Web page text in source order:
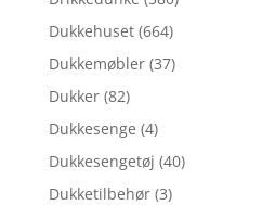
Dukkehuset (664)
Dukkemøbler (37)
Dukker (82)
Dukkesenge (4)
Dukkesengetøj (40)
Dukketilbehør (3)